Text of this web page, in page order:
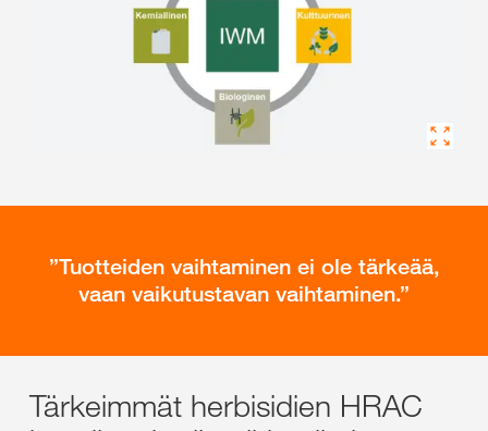
Tuotteiden vaihtaminen ei ole tärkeää,
vaan vaikutustavan vaihtaminen.
Tärkeimmät herbisidien HRAC